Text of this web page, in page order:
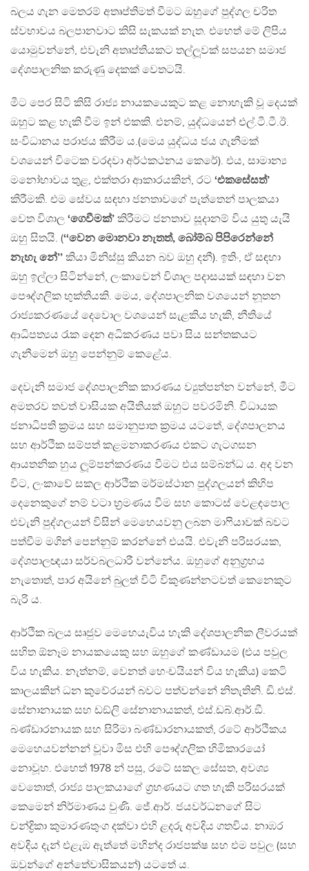
බලය ගැන මෙතරම් අතෘප්තිමත් වීමට ඔහුගේ පුද්ගල චරිත
ස්වභාවය බලපානවාට කිසි සැකයක් නැත. එහෙත් මේ ලිපිය
යොමුවන්නේ, එවැනි අතෘප්තියකට තල්ලූවක් සපයන සමාජ
දේශපාලනික කරුණු දෙකක් වෙතටයි.
මීට පෙර සිටි කිසි රාජ්‍ය නායකයෙකුට කළ නොහැකි වූ දෙයක්
ඔහුට කළ හැකි වීම ඉන් එකකි. එනම්, යුද්ධයෙන් එල්.ටී.ටී.ඊ.
සංවිධානය පරාජය කිරීම ය.(මෙය යුද්ධය ජය ගැනීමක්
වශයෙන් විටෙක වරදවා අර්ථකථනය කෙරේ). එය, සාමාන්‍ය
මනෝභාවය තුළ, එක්තරා ආකාරයකින්, රට ‘එකසේසත්’
කිරීමකි. එම සේවය සඳහා ජනතාවගේ පැත්තෙන් පාලකයා
වෙත විශාල ‘ගෙවීමක්’ කිරීමට ජනතාව සූදානම් විය යුතු යැයි
ඔහු සිතයි. (‘‘වෙන මොනවා නැතත්, බෝම්බ පිපිරෙන්නේ
නැහැ නේ’’ කියා මිනිස්සු කියන බව ඔහු දනී). ඉතිං, ඒ සඳහා
ඔහු ඉල්ලා සිටින්නේ, ලංකාවෙන් විශාල පදාසයක් සඳහා වන
පෞද්ගලික භුක්තියකි. මෙය, දේශපාලනික වශයෙන් නූතන
රාජ්‍යකරණයේ දෙවොල වශයෙන් සැළකිය හැකි, නීතියේ
ආධිපත්‍යය රැක දෙන අධිකරණය පවා සිය සන්තකයට
ගැනීමෙන් ඔහු පෙන්නුම් කෙළේය.
දෙවැනි සමාජ දේශපාලනික කාරණය ව්‍යුත්පන්න වන්නේ, මීට
අමතරව තවත් වාසියක අයිතියක් ඔහුට පවරමිනි. විධායක
ජනාධිපති ක‍්‍රමය සහ සමානුපාත ක‍්‍රමය යටතේ, දේශපාලනය
සහ ආර්ථික සම්පත් කළමනාකරණය එකට ගැටගසන
ආයතනික හුය ලූම්පන්කරණය වීමට එය සම්බන්ධ ය. අද වන
විට, ලංකාවේ සකල ආර්ථික මර්මස්ථාන පුද්ගලයන් කිහිප
දෙනෙකුගේ නම් වටා භ‍්‍රමණය වීම සහ කොටස් වෙළඳපොල
එවැනි පුද්ගලයන් විසින් මෙහෙයවනු ලබන මාෆියාවක් බවට
පත්වීම මගින් පෙන්නුම් කරන්නේ එයයි. එවැනි පරිසරයක,
දේශපාලඥයා සර්වබලධාරී වන්නේය. ඔහුගේ අනුග‍්‍රහය
නැතොත්, පාර අයිනේ බුලත් විටි විකුණන්නටවත් කෙනෙකුට
බැරි ය.
ආර්ථික බලය සෘජුව මෙහෙයැවිය හැකි දේශපාලනික ලීවරයක්
සහිත ඕනෑම නායකයෙකු සහ ඔහුගේ කණ්ඩායම (එය පවුල
විය හැකිය. නැත්නම්, වෙනත් හෙංචයියන් විය හැකිය) කෙටි
කාලයකින් ධන කුවේරයන් බවට පත්වන්නේ නිතැතිනි. ඩි.එස්.
සේනානායක සහ ඩඞ්ලි සේනානායකත්, එස්.ඩබ්.ආර්.ඞී.
බණ්ඩාරනායක සහ සිරිමා බණ්ඩාරනායකත්, රටේ ආර්ථිකය
මෙහෙයවන්නන් වූවා මිස එහි පෞද්ගලික හිමිකාරයෝ
නොවූහ. එහෙත් 1978 න් පසු, රටේ සකල සේසත, අවශ්‍ය
වෙතොත්, රාජ්‍ය පාලකයාගේ ග‍්‍රහණයට ගත හැකි පරිසරයක්
කෙමෙන් නිර්මාණය වුණි. ජේ.ආර්. ජයවර්ධනගේ සිට
චන්ද්‍රිකා කුමාරණතුංග දක්වා එහි ළදරු අවදිය ගතවිය. නාඹර
අවදිය දැන් එළැඹ ඇත්තේ මහින්ද රාජපක්ෂ සහ එම පවුල (සහ
ඔවුන්ගේ අන්තේවාසිකයන්) යටතේ ය.